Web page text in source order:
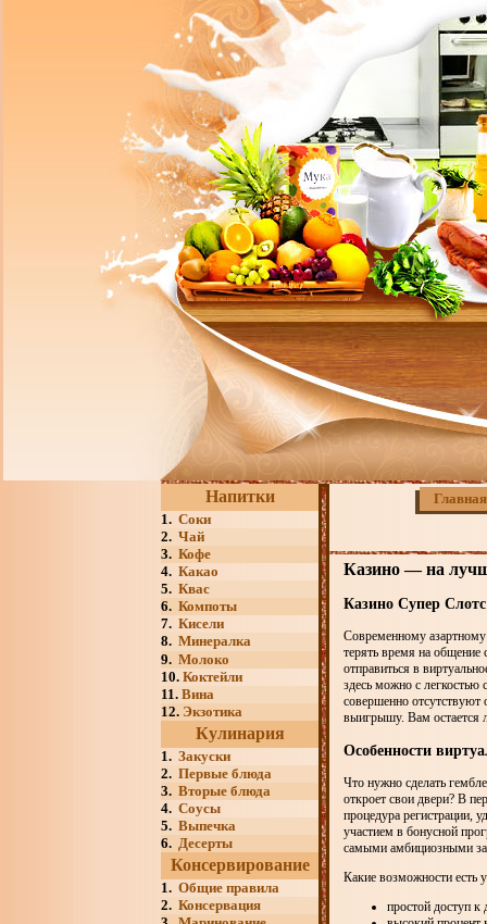
Напитки
1. Соки
2. Чай
3. Кофе
4. Какао
5. Квас
6. Компоты
7. Кисели
8. Минералка
9. Молоко
10. Коктейли
11. Вина
12. Экзотика
Кулинария
1. Закуски
2. Первые блюда
3. Вторые блюда
4. Соусы
5. Выпечка
6. Десерты
Консервирование
1. Общие правила
2. Консервация
Главная
Казино — на
Казино Супер
Современному азартному
терять время на
отправиться в
здесь можно с легкостью
совершенно
выигрышу. Вам остается
Особенности
Что нужно сделать
откроет свои двери? В
процедура регистрации,
участием в бонусной
самыми амбициозными
Какие возможности есть
простой доступ к